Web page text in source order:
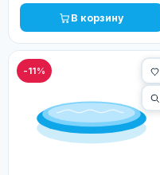
В корзину
-11%